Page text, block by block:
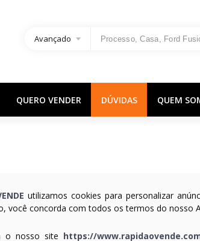
Avançado
QUERO VENDER DÚVIDAS QUEM
utilizamos cookies para personalizar
você concorda com todos os termos do nosso
o nosso site https://